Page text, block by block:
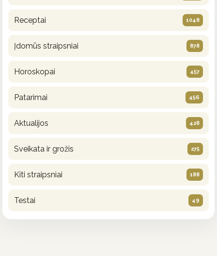
Receptai 1048
Įdomūs straipsniai 878
Horoskopai 457
Patarimai 456
Aktualijos 428
Sveikata ir grožis 275
Kiti straipsniai 188
Testai 49